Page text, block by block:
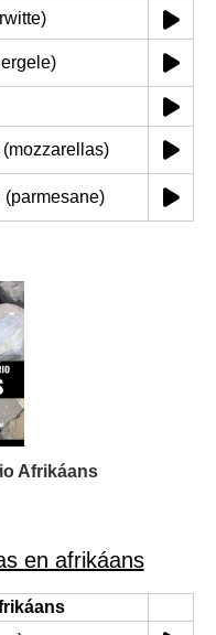
(parmesane)
Afrikáans
en afrikáans